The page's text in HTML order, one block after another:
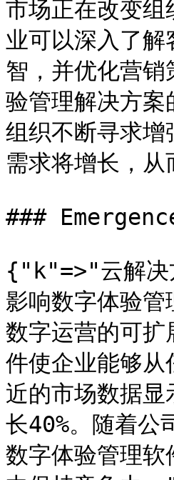
市场正在改变组
业可以深入了
智，并优化营
验管理解决方案
组织不断寻求增
需求将增长，
###
{"k"=>"云解决
影响数字体验
数字运营的可扩
件使企业能够从
近的市场数据
长40%。随着公
数字体验管理软